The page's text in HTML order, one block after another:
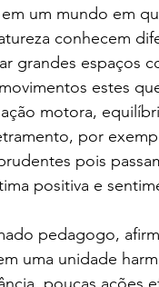
um mundo em
conhecem
grandes espaços
estes
motora,
por
pois
positiva e
pedagogo,
uma unidade